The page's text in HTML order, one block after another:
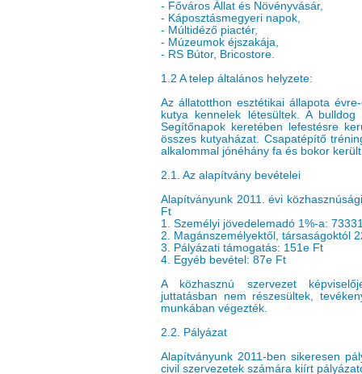
- Főváros Állat és Növényvásár,
- Káposztásmegyeri napok,
- Múltidéző piactér,
- Múzeumok éjszakája,
- RS Bútor, Bricostore.
1.2 A telep általános helyzete:
Az állatotthon esztétikai állapota
kutya kennelek létesültek. A
Segítőnapok keretében lefestésre
összes kutyaházat. Csapatépítő
alkalommal jónéhány fa és bokor
2.1. Az alapítvány bevételei
Alapítványunk 2011. évi
Ft
1. Személyi jövedelemadó 1%-a:
2. Magánszemélyektől, társaságoktól
3. Pályázati támogatás: 151e Ft
4. Egyéb bevétel: 87e Ft
A közhasznú szervezet
juttatásban nem részesültek,
munkában végezték.
2.2. Pályázat
Alapítványunk 2011-ben sikeresen
civil szervezetek számára kiírt